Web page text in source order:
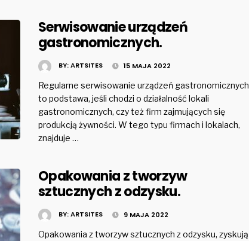
Serwisowanie urządzeń
gastronomicznych.
BY:ARTSITES 15 MAJA 2022
Regularne serwisowanie urządzeń gastronomicznych
to podstawa, jeśli chodzi o działalność lokali
gastronomicznych, czy też firm zajmujących się
produkcją żywności. W tego typu firmach i lokalach,
znajduje …
Opakowania z tworzyw
sztucznych z odzysku.
BY:ARTSITES 9 MAJA 2022
Opakowania z tworzyw sztucznych z odzysku, zyskują